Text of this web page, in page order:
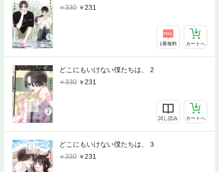
330
231
1冊無料 カートへ
どこにもいけない僕たちは、 2
330
231
試し読み カートへ
どこにもいけない僕たちは、 3
330
231